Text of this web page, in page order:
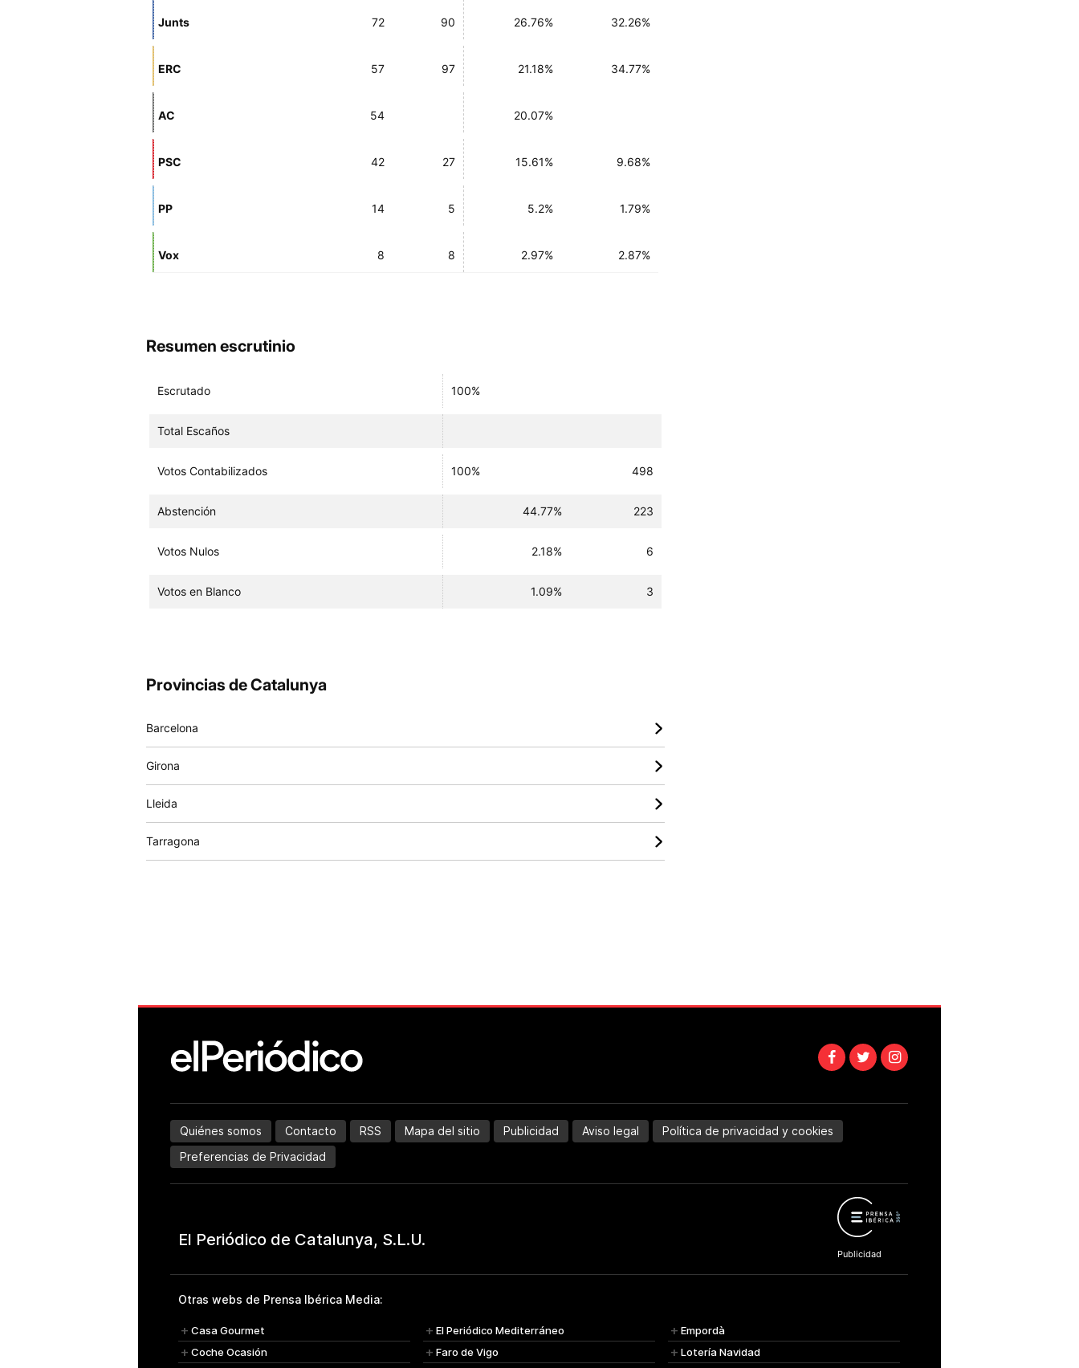
Junts 72 90 26.76% 32.26%
ERC 57 97 21.18% 34.77%
AC 54 20.07%
PSC 42 27 15.61% 9.68%
PP 14 5 5.2% 1.79%
Vox 8 8 2.97% 2.87%
Resumen escrutinio
Escrutado 100%
Total Escaños
Votos Contabilizados 100% 498
Abstención 44.77% 223
Votos Nulos 2.18% 6
Votos en Blanco 1.09% 3
Provincias de Catalunya
Barcelona
Girona
Lleida
Tarragona
Quiénes somos Contacto RSS Mapa del sitio Publicidad Aviso legal
Política de privacidad y cookies
Preferencias de Privacidad
Otras webs de Prensa Ibérica Media:
Casa Gourmet
Coche Ocasión
El Periódico Mediterráneo
Faro de Vigo
Empordà
Lotería Navidad